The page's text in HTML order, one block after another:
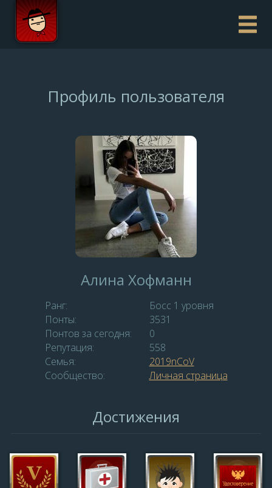
Профиль пользователя
Алина Хофманн
Ранг:
Босс 1 уровня
Понты:
3531
Понтов за сегодня:
0
Репутация:
558
Семья:
2019nCoV
Сообщество:
Личная страница
Достижения